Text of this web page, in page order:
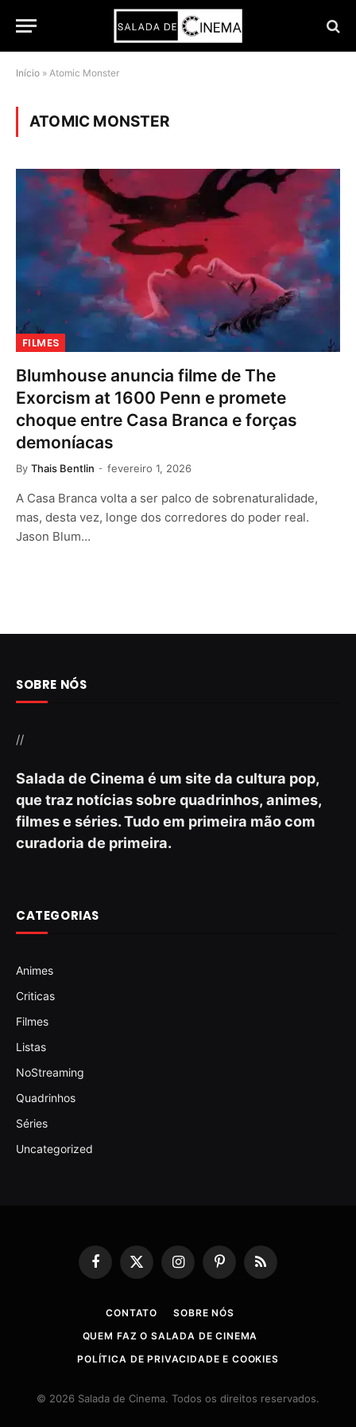
Início » Atomic Monster
ATOMIC MONSTER
FILMES
Blumhouse anuncia filme de The
Exorcism at 1600 Penn e promete
choque entre Casa Branca e forças
demoníacas
By Thais Bentlin fevereiro 1, 2026
A Casa Branca volta a ser palco de sobrenaturalidade,
mas, desta vez, longe dos corredores do poder real.
Jason Blum…
SOBRE NÓS
//
Salada de Cinema é um site da cultura pop,
que traz notícias sobre quadrinhos, animes,
filmes e séries. Tudo em primeira mão com
curadoria de primeira.
CATEGORIAS
Animes
Criticas
Filmes
Listas
NoStreaming
Quadrinhos
Séries
Uncategorized
Facebook
X
(Twitter)
InstagramPinterestRSS
CONTATO
SOBRE NÓS
QUEM FAZ O SALADA DE CINEMA
POLÍTICA DE PRIVACIDADE E COOKIES
© 2026 Salada de Cinema. Todos os direitos reservados.